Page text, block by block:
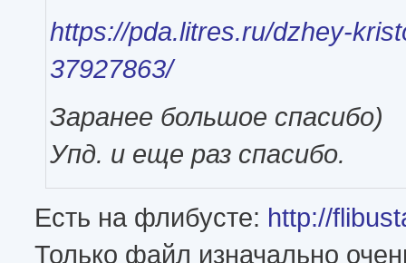
https://pda.litres.ru/dzhey-
37927863/
Заранее большое спасибо)
Упд. и еще раз спасибо.
Есть на флибусте: http://
Только файл изначально